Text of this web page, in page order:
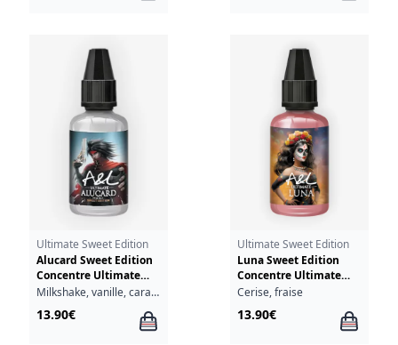
Ultimate Sweet Edition
Alucard Sweet Edition
Concentre Ultimate
A&L 30ml
Milkshake, vanille, caramel, biscuit
13.90€
Ultimate Sweet Edition
Luna Sweet Edition
Concentre Ultimate
A&L 30ml
Cerise, fraise
13.90€